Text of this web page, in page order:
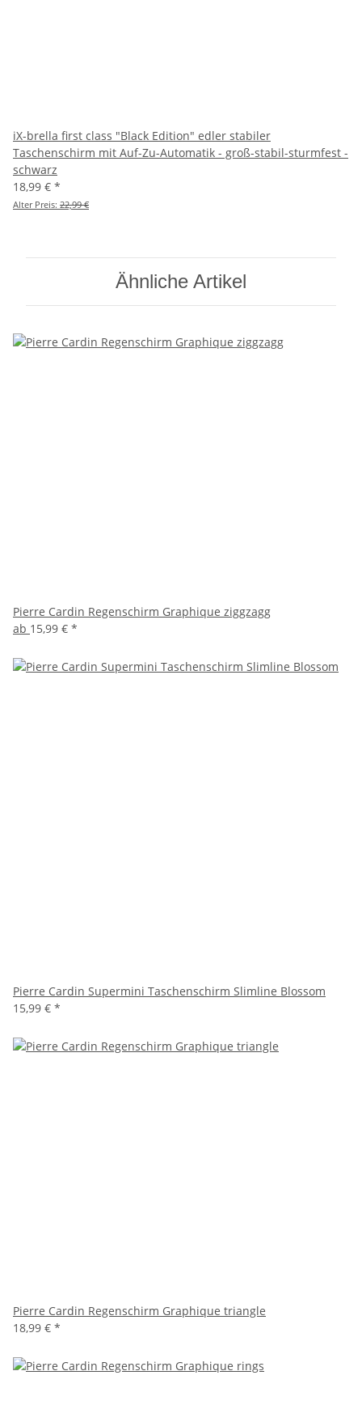
iX-brella first class "Black Edition" edler stabiler
Taschenschirm mit Auf-Zu-Automatik - groß-stabil-sturmfest -
schwarz
18,99 € *
Alter Preis: 22,99 €
Ähnliche Artikel
Pierre Cardin Regenschirm Graphique ziggzagg
ab 15,99 € *
Pierre Cardin Supermini Taschenschirm Slimline Blossom
15,99 € *
Pierre Cardin Regenschirm Graphique triangle
18,99 € *